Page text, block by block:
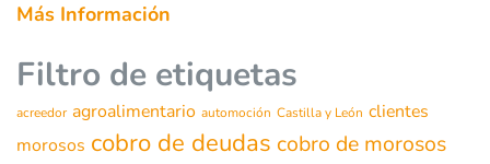
Más Información
Filtro de etiquetas
acreedor agroalimentario automoción Castilla y León clientes
morosos cobro de deudas cobro de morosos